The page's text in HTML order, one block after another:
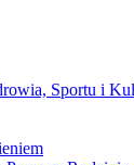
Sportu i